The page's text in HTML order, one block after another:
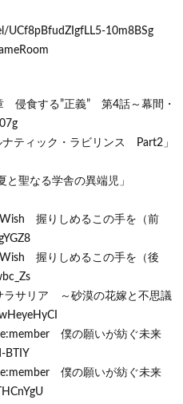
UCf8pBfudZIgfLL5-10m8BSg
侵食する”正義” 第4話～幕間・
ティック・ラビリンス Part2」
聖なる学舎の異端児」
握りしめるこの手を（前
握りしめるこの手を（後
ラサリア ～砂漠の花嫁と不思議
僕の願いが紡ぐ未来
BTIY
僕の願いが紡ぐ未来